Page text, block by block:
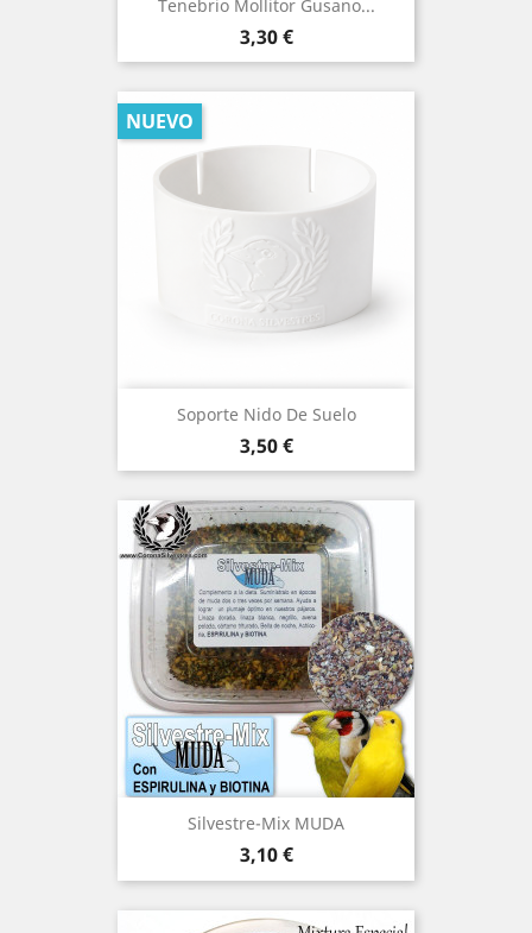
Tenebrio Mollitor Gusano...
Precio
3,30 €
Soporte Nido De Suelo
Precio
3,50 €
NUEVO
Silvestre-Mix MUDA
Precio
3,10 €